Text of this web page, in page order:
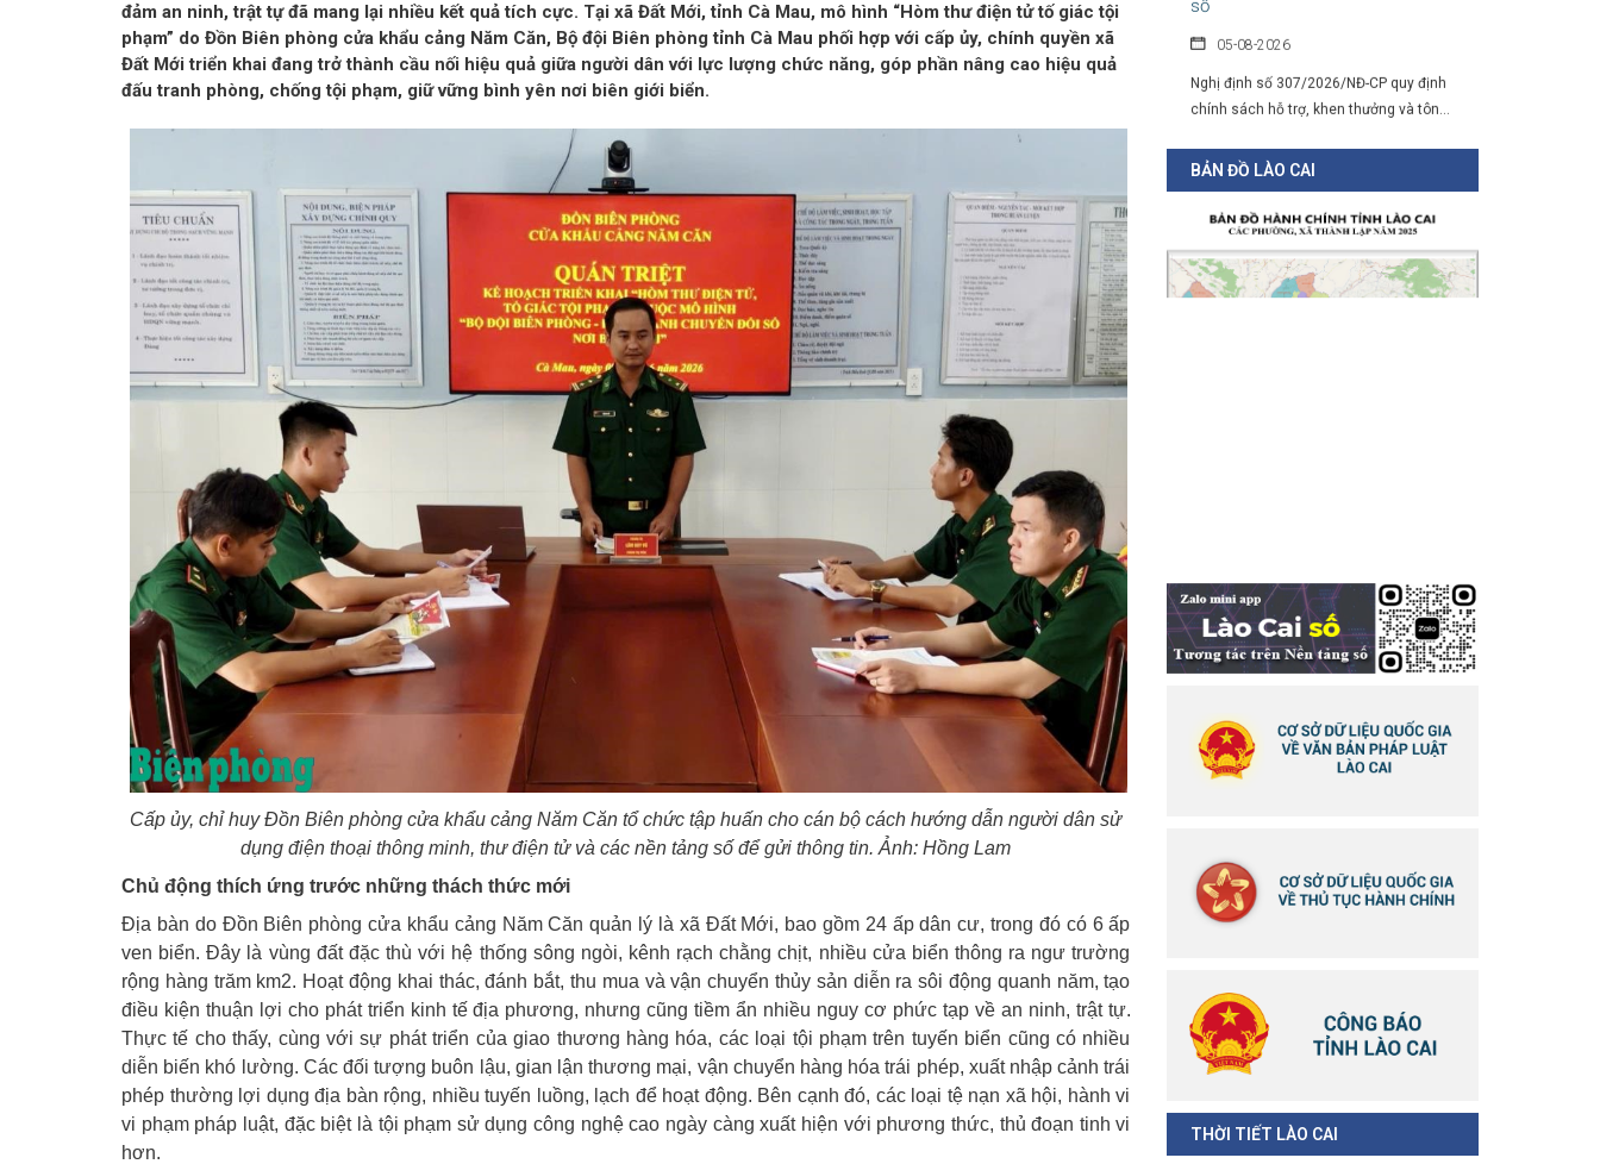
đảm an ninh, trật tự đã mang lại nhiều kết quả tích cực. Tại xã Đất Mới, tỉnh Cà Mau, mô hình “Hòm thư điện tử tố giác tội
phạm” do Đồn Biên phòng cửa khẩu cảng Năm Căn, Bộ đội Biên phòng tỉnh Cà Mau phối hợp với cấp ủy, chính quyền xã
Đất Mới triển khai đang trở thành cầu nối hiệu quả giữa người dân với lực lượng chức năng, góp phần nâng cao hiệu quả
đấu tranh phòng, chống tội phạm, giữ vững bình yên nơi biên giới biển.
Cấp ủy, chỉ huy Đồn Biên phòng cửa khẩu cảng Năm Căn tổ chức tập huấn cho cán bộ cách hướng dẫn người dân sử
dụng điện thoại thông minh, thư điện tử và các nền tảng số để gửi thông tin. Ảnh: Hồng Lam
Chủ động thích ứng trước những thách thức mới
Địa bàn do Đồn Biên phòng cửa khẩu cảng Năm Căn quản lý là xã Đất Mới, bao gồm 24 ấp dân cư, trong đó có 6 ấp
ven biển. Đây là vùng đất đặc thù với hệ thống sông ngòi, kênh rạch chằng chịt, nhiều cửa biển thông ra ngư trường
rộng hàng trăm km2. Hoạt động khai thác, đánh bắt, thu mua và vận chuyển thủy sản diễn ra sôi động quanh năm, tạo
điều kiện thuận lợi cho phát triển kinh tế địa phương, nhưng cũng tiềm ẩn nhiều nguy cơ phức tạp về an ninh, trật tự.
Thực tế cho thấy, cùng với sự phát triển của giao thương hàng hóa, các loại tội phạm trên tuyến biển cũng có nhiều
diễn biến khó lường. Các đối tượng buôn lậu, gian lận thương mại, vận chuyển hàng hóa trái phép, xuất nhập cảnh trái
phép thường lợi dụng địa bàn rộng, nhiều tuyến luồng, lạch để hoạt động. Bên cạnh đó, các loại tệ nạn xã hội, hành vi
vi phạm pháp luật, đặc biệt là tội phạm sử dụng công nghệ cao ngày càng xuất hiện với phương thức, thủ đoạn tinh vi
hơn.
Nghị định số 307/2026/NĐ-CP quy định
dụng, xếp lương và bổ nhiệm công
04-08-2026
Nghị định 300/2026/NĐ-CP vừa sửa đổi, bổ
sung nhiều quy định về tuyển...
BẢN ĐỒ LÀO CAI
THỜI TIẾT LÀO CAI